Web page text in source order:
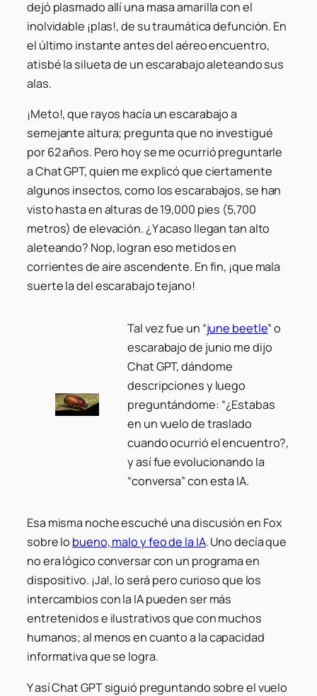
dejó plasmado allí una masa amarilla con el
inolvidable ¡plas!, de su traumática defunción. En
el último instante antes del aéreo encuentro,
atisbé la silueta de un escarabajo aleteando sus
alas.
¡Meto!, que rayos hacía un escarabajo a
semejante altura; pregunta que no investigué
por 62 años. Pero hoy se me ocurrió preguntarle
a Chat GPT, quien me explicó que ciertamente
algunos insectos, como los escarabajos, se han
visto hasta en alturas de 19,000 pies (5,700
metros) de elevación. ¿Y acaso llegan tan alto
aleteando? Nop, logran eso metidos en
corrientes de aire ascendente. En fin, ¡que mala
suerte la del escarabajo tejano!
Tal vez fue un “june beetle”o
escarabajo de junio me dijo
Chat GPT, dándome
descripciones y luego
preguntándome: “¿Estabas
en un vuelo de traslado
cuando ocurrió el encuentro?,
y así fue evolucionando la
“conversa” con esta IA.
Esa misma noche escuché una discusión en Fox
sobre lo bueno, malo y feo de la IA. Uno decía que
no era lógico conversar con un programa en
dispositivo. ¡Ja!, lo será pero curioso que los
intercambios con la IA pueden ser más
entretenidos e ilustrativos que con muchos
humanos; al menos en cuanto a la capacidad
informativa que se logra.
Y así Chat GPT siguió preguntando sobre el vuelo